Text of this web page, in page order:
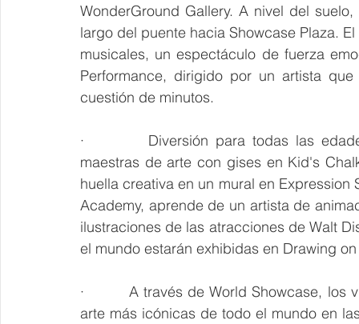
WonderGround Gallery. A nivel del
largo del puente hacia Showcase Plaza.
musicales, un espectáculo de fuerza
Performance, dirigido por un artista
cuestión de minutos.
·         Diversión para todas las
maestras de arte con gises en Kid's
huella creativa en un mural en
Academy, aprende de un artista de
ilustraciones de las atracciones de Walt
el mundo estarán exhibidas en Drawing
·         A través de World Showcase, los
arte más icónicas de todo el mundo en